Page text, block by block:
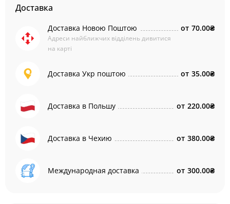
Доставка
Доставка Новою Поштою
Адреси найближчих відділень дивитися
на карті
от 70.00₴
Доставка Укр поштою от 35.00₴
Доставка в Польшу от 220.00₴
Доставка в Чехию от 380.00₴
Международная доставка от 300.00₴